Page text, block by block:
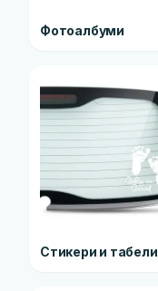
Фотоалбуми
Стикери и табели